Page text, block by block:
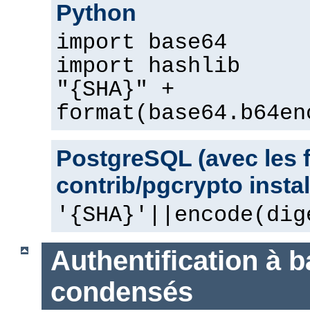
Python
import base64
import hashlib
"{SHA}" +
PostgreSQL (avec les
contrib/pgcrypto
Authentification à
condensés